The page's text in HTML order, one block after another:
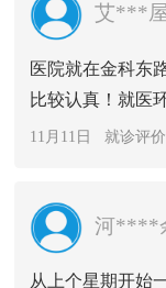
艾***屋
医院就在金科东
比较认真！就医
11月11日 就诊评
河****
从上个星期开始